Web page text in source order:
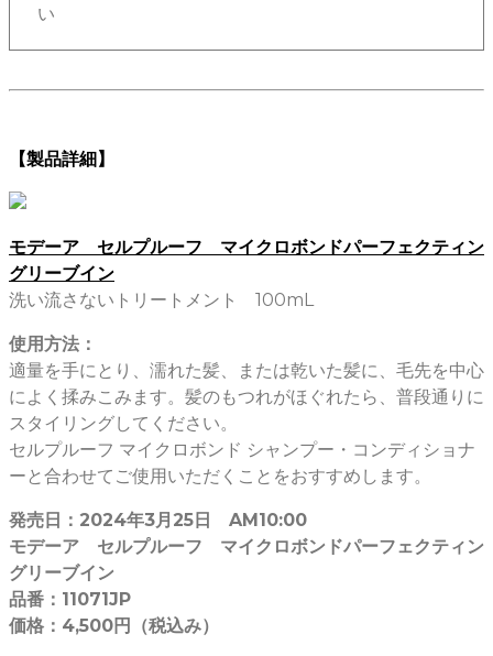
い
【製品詳細】
モデーア セルプルーフ マイクロボンドパーフェクティン
グリーブイン
洗い流さないトリートメント 100mL
使用方法：
適量を手にとり、濡れた髪、または乾いた髪に、毛先を中心
によく揉みこみます。髪のもつれがほぐれたら、普段通りに
スタイリングしてください。
セルプルーフ マイクロボンド シャンプー・コンディショナ
ーと合わせてご使用いただくことをおすすめします。
発売日：2024年3月25日 AM10:00
モデーア セルプルーフ マイクロボンドパーフェクティン
グリーブイン
品番：11071JP
価格：4,500円（税込み）